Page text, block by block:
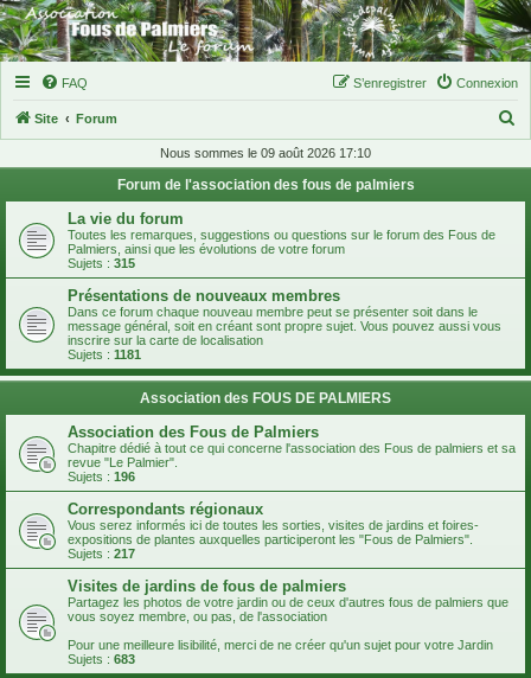
FAQ Connexion
S’enregistrer
Site Forum
h
r
Nous sommes le 09 août 2026 17:10
Forum de l'association des fous de palmiers
La vie du forum
Toutes les remarques, suggestions ou questions sur le forum des Fous de
Palmiers, ainsi que les évolutions de votre forum
Sujets : 315
Présentations de nouveaux membres
Dans ce forum chaque nouveau membre peut se présenter soit dans le
message général, soit en créant sont propre sujet. Vous pouvez aussi vous
inscrire sur la carte de localisation
Sujets : 1181
Association des FOUS DE PALMIERS
Association des Fous de Palmiers
Chapitre dédié à tout ce qui concerne l'association des Fous de palmiers et sa
revue "Le Palmier".
Sujets : 196
Correspondants régionaux
Vous serez informés ici de toutes les sorties, visites de jardins et foires-
expositions de plantes auxquelles participeront les "Fous de Palmiers".
Sujets : 217
Visites de jardins de fous de palmiers
Partagez les photos de votre jardin ou de ceux d'autres fous de palmiers que
vous soyez membre, ou pas, de l'association
Pour une meilleure lisibilité, merci de ne créer qu'un sujet pour votre Jardin
Sujets : 683